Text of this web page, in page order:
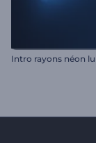
Intro rayons néon